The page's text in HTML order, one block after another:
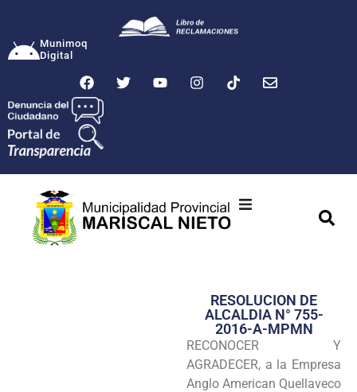
Munimoq
Digital
Transparencia
Seguridad
Programas
RESOLUCION DE
ALCALDIA N° 755-
2016-A-MPMN
RECONOCER Y
AGRADECER, a la Empresa
Anglo American Quellaveco